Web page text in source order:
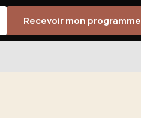
Recevoir mon programme